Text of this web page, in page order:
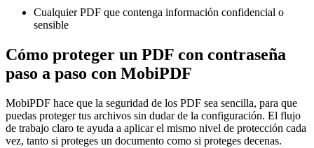
Cualquier PDF que contenga información confidencial o
sensible
Cómo proteger un PDF con contraseña
paso a paso con MobiPDF
MobiPDF hace que la seguridad de los PDF sea sencilla, para que
puedas proteger tus archivos sin dudar de la configuración. El flujo
de trabajo claro te ayuda a aplicar el mismo nivel de protección cada
vez, tanto si proteges un documento como si proteges decenas.